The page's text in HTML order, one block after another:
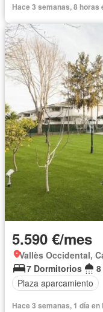
Hace 3 semanas, 8 horas
5.590 €/mes
Vallès Occidental,
7 Dormitorios
Plaza aparcamiento
Hace 3 semanas, 1 día en